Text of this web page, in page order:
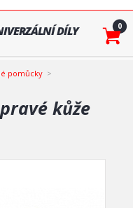
DÍLY 0
pomůcky
kůže